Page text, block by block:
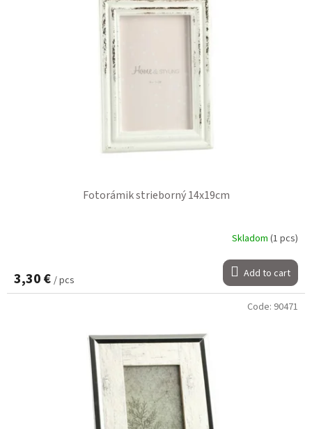
Fotorámik strieborný 14x19cm
Skladom (1 pcs)
3,30 € / pcs Add to cart
Code: 90471